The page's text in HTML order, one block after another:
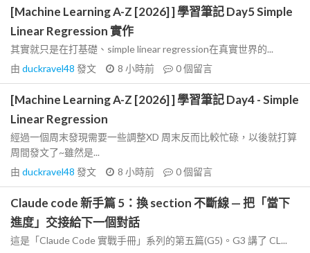
[Machine Learning A-Z [2026] ] 學習筆記 Day5 Simple
Linear Regression 實作
其實就只是在打基礎、simple linear regression在真實世界的...
由 duckravel48 發文 8 小時前 0個留言
[Machine Learning A-Z [2026] ] 學習筆記 Day4 - Simple
Linear Regression
經過一個周末發現需要一些調整XD 周末反而比較忙碌，以後就打算
周間發文了~雖然是...
由 duckravel48 發文 8 小時前 0個留言
Claude code 新手篇 5：換 section 不斷線 — 把「當下
進度」交接給下一個對話
這是「Claude Code 實戰手冊」系列的第五篇(G5)。G3 講了 CL...